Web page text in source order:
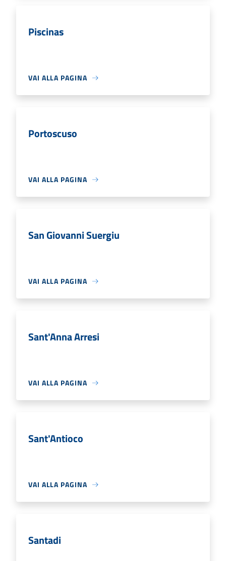
Piscinas
VAI ALLA PAGINA
Portoscuso
VAI ALLA PAGINA
San Giovanni Suergiu
VAI ALLA PAGINA
Sant'Anna Arresi
VAI ALLA PAGINA
Sant'Antioco
VAI ALLA PAGINA
Santadi